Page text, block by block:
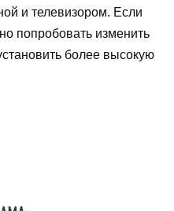
и телевизором. Если
попробовать изменить
более высокую